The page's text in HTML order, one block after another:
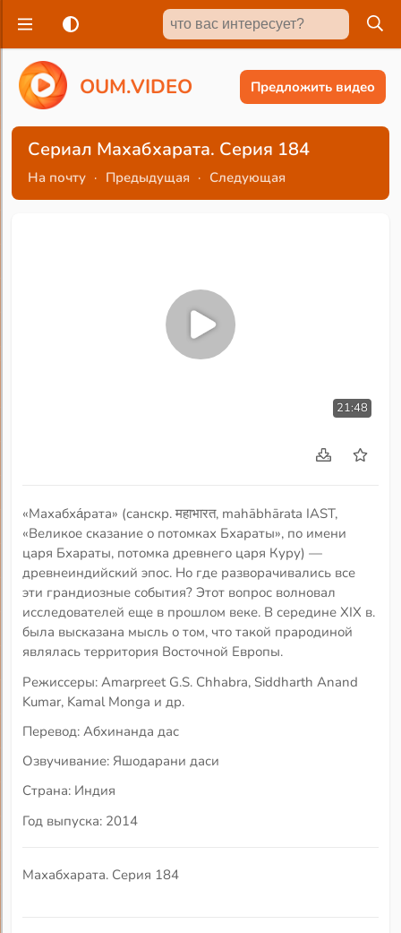
OUM.VIDEO Предложить видео
Сериал Махабхарата. Серия 184
На почту · Предыдущая · Следующая
21:48
«Махабха́рата» (санскр. महाभारत, mahābhārata IAST,
«Великое сказание о потомках Бхараты», по имени
царя Бхараты, потомка древнего царя Куру) —
древнеиндийский эпос. Но где разворачивались все
эти грандиозные события? Этот вопрос волновал
исследователей еще в прошлом веке. В середине XIX в.
была высказана мысль о том, что такой прародиной
являлась территория Восточной Европы.
Режиссеры: Amarpreet G.S. Chhabra, Siddharth Anand
Kumar, Kamal Monga и др.
Перевод: Абхинанда дас
Озвучивание: Яшодарани даси
Страна: Индия
Год выпуска: 2014
Махабхарата. Серия 184